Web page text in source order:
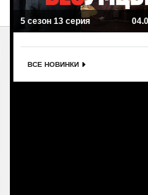
5 сезон 13 серия
ВСЕ НОВИНКИ